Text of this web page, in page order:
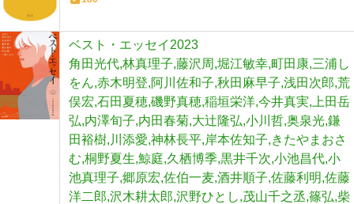
ベスト・エッセイ2023
角田光代,林真理子,藤沢周,堀江敏幸,町田康,三浦し
をん,赤木明登,阿川佐和子,秋田麻早子,浅田次郎,荒
俣宏,石田夏穂,磯野真穂,稲垣栄洋,今井真実,上田岳
弘,内澤旬子,内田春菊,大辻隆弘,小川哲,奥泉光,鎌
田裕樹,川添愛,神林長平,岸本佐知子,きたやまおさ
む,桐野夏生,鯨庭,久栖博季,黒井千次,小池昌代,小
池真理子,郷原宏,佐伯一麦,酒井順子,佐藤利明,佐藤
洋二郎,沢木耕太郎,沢野ひとし,茂山千之丞,篠弘,柴